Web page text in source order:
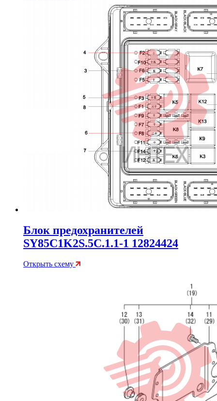
Блок предохранителей
SY85C1K2S.5C.1.1-1 12824424
Открыть схему